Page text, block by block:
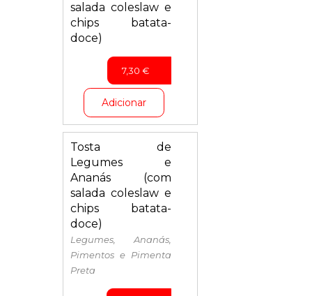
salada coleslaw e
chips batata-
doce)
7,30 €
Adicionar
Tosta de
Legumes e
Ananás (com
salada coleslaw e
chips batata-
doce)
Legumes, Ananás,
Pimentos e Pimenta
Preta